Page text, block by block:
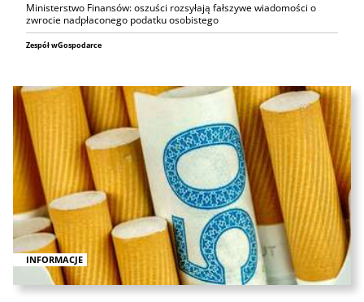
Ministerstwo Finansów: oszuści rozsyłają fałszywe wiadomości o
zwrocie nadpłaconego podatku osobistego
Zespół wGospodarce
INFORMACJE